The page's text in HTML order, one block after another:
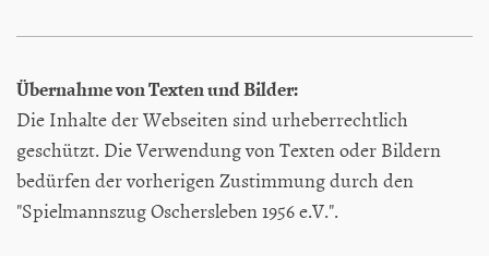
Übernahme von Texten und Bilder:
Die Inhalte der Webseiten sind urheberrechtlich
geschützt. Die Verwendung von Texten oder Bildern
bedürfen der vorherigen Zustimmung durch den
"Spielmannszug Oschersleben 1956 e.V.".